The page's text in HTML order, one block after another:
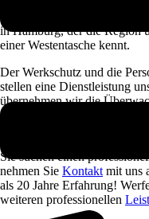
in Hamburg, der die Region
einer Westentasche kennt.
Der Werkschutz und die
stellen eine Dienstleistung
übernehmen wir die
auf Funktionsstörungen oder
Sie suchen einen
nehmen Sie Kontakt mit uns
als 20 Jahre Erfahrung!
weiteren professionellen